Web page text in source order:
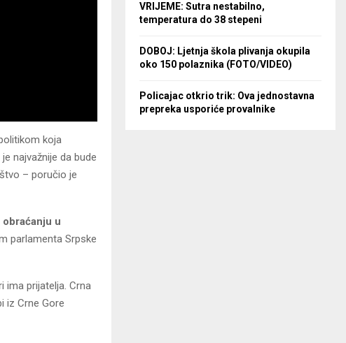
koja
najvažnije da bude
– poručio je
u
parlamenta Srpske
ima prijatelja. Crna
iz Crne Gore
VRIJEME: Sutra nestabilno,
temperatura do 38 stepeni
DOBOJ: Ljetnja škola plivanja okupila
oko 150 polaznika (FOTO/VIDEO)
Policajac otkrio trik: Ova jednostavna
prepreka usporiće provalnike